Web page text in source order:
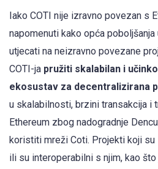
Iako COTI nije izravno povezan s
napomenuti kako opća
utjecati na neizravno povezane
COTI-ja pružiti skalabilan i
ekosustav za decentralizirana
u skalabilnosti, brzini transakcija i
Ethereum zbog nadogradnje
koristiti mreži Coti. Projekti koji su
ili su interoperabilni s njim, kao